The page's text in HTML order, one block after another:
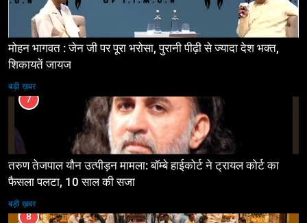
मोहन भागवत : जेन जी पर पूरा भरोसा, पुरानी पीढ़ी से ज्यादा देश भक्त,
शिकायतें जायज
बड़ी ख़बर
7
तरुण तेजपाल यौन उत्पीड़न मामला: बॉम्बे हाईकोर्ट ने ट्रायल कोर्ट का
फैसला पलटा, 10 साल की सजा
बड़ी ख़बर
8